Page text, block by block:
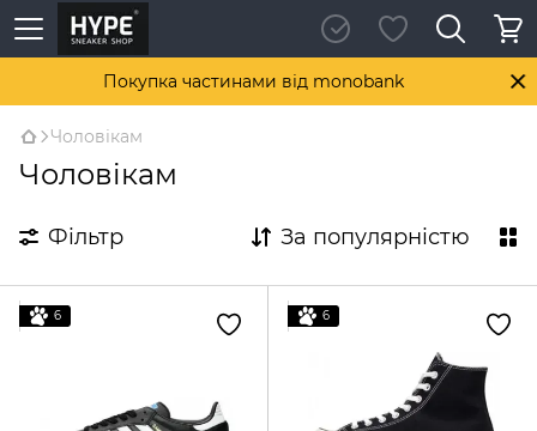
Покупка частинами від monobank
Чоловікам
Чоловікам
Фільтр За популярністю
6 6